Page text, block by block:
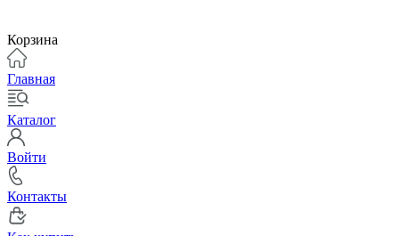
Корзина
Главная
Каталог
Войти
Контакты